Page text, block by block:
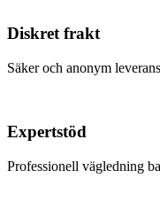
Diskret frakt
Säker och anonym
Expertstöd
Professionell vägledning